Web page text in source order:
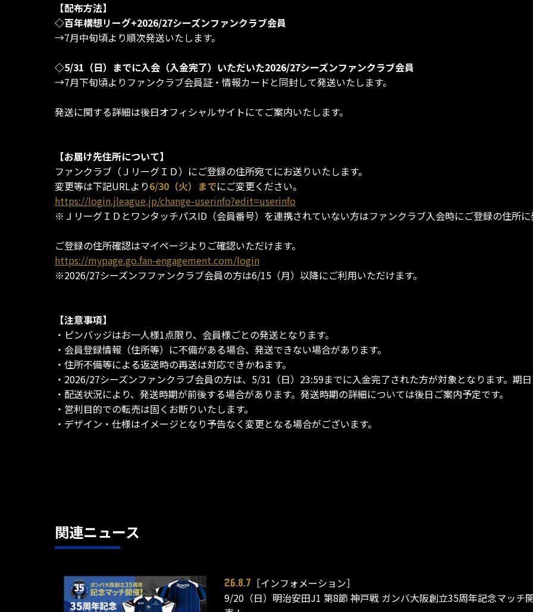
【配布方法】
◇百年構想リーグ+2026/27シーズンファンクラブ会員
→7月中旬頃より順次発送いたします。
◇5/31（日）までに入会（入金完了）いただいた2026/27シーズンファンクラブ会員
→7月下旬頃よりファンクラブ会員証・情報カードと同封して発送いたします。
発送に関する詳細は後日オフィシャルサイトにてご案内いたします。
【お届け先住所について】
ファンクラブ（ＪリーグＩＤ）にご登録の住所宛てにお送りいたします。
変更等は下記URLより6/30（火）までにご変更ください。
https://login.jleague.jp/change-userinfo?edit=userinfo
※ＪリーグＩＤとワンタッチパスID（会員番号）を連携されていない方はファンクラブ入会時にご登録の住所に
ご登録の住所確認はマイページよりご確認いただけます。
https://mypage.go.fan-engagement.com/login
※2026/27シーズンフファンクラブ会員の方は6/15（月）以降にご利用いただけます。
【注意事項】
・ピンバッジはお一人様1点限り、会員様ごとの発送となります。
・会員登録情報（住所等）に不備がある場合、発送できない場合があります。
・住所不備等による返送時の再送は対応できかねます。
・2026/27シーズンファンクラブ会員の方は、5/31（日）23:59までに入金完了された方が対象となります。期
・配送状況により、発送時期が前後する場合があります。発送時期の詳細については後日ご案内予定です。
・営利目的での転売は固くお断りいたします。
・デザイン・仕様はイメージとなり予告なく変更となる場合がございます。
関連ニュース
26.8.7
［インフォメーション］
9/20（日）明治安田J1 第8節 神戸戦 ガンバ大阪創立35周年記念マッチ